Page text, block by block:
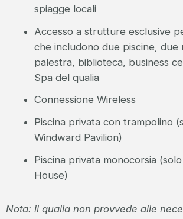
spiagge locali
Accesso a strutture esclusive
che includono due piscine, due
palestra, biblioteca, business
Spa del qualia
Connessione Wireless
Piscina privata con trampolino
Windward Pavilion)
Piscina privata monocorsia
House)
Nota: il qualia non provvede alle